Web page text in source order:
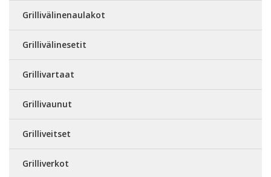
Grillivälinenaulakot
Grillivälinesetit
Grillivartaat
Grillivaunut
Grilliveitset
Grilliverkot